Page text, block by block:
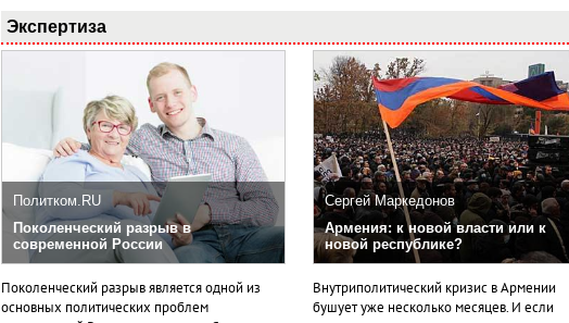
Экспертиза
Политком.RU
Поколенческий разрыв в
современной России
Поколенческий разрыв является одной из
основных политических проблем
Сергей Маркедонов
Армения: к новой власти или к
новой республике?
Внутриполитический кризис в Армении
бушует уже несколько месяцев. И если